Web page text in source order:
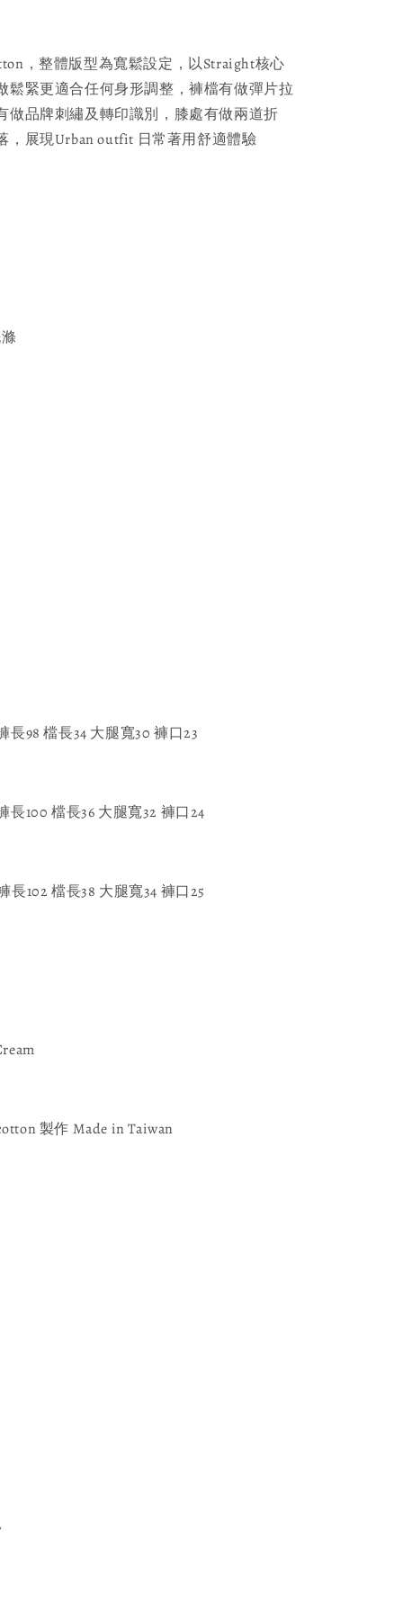
，整體版型為寬鬆設定，以Straight核心
鬆緊更適合任何身形調整，褲檔有做彈片拉
做品牌刺繡及轉印識別，膝處有做兩道折
，展現Urban outfit 日常著用舒適體驗
長98 檔長34 大腿寬30 褲口23
長100 檔長36 大腿寬32 褲口24
長102 檔長38 大腿寬34 褲口25
製作 Made in Taiwan